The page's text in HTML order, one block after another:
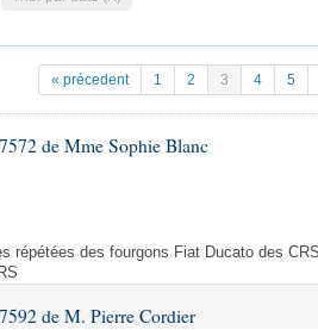
de l'Assemblée ... )
« précedent 1 2 3 4 5
de Mme Sophie Blanc
répétées des fourgons Fiat Ducato des
de M. Pierre Cordier